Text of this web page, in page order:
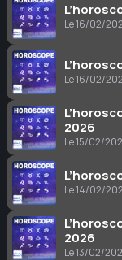
Le 16/02/
Le 16/02/
2026
Le 15/02/
Le 14/02/
2026
Le 13/02/